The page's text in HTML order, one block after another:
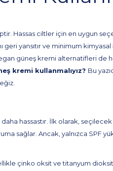
Hassas ciltler için en uygun
geri yansıtır ve minimum
güneş kremi alternatifleri de
kremi kullanmalıyız? Bu
hassastır. İlk olarak,
sağlar. Ancak, yalnızca SPF
çinko oksit ve titanyum